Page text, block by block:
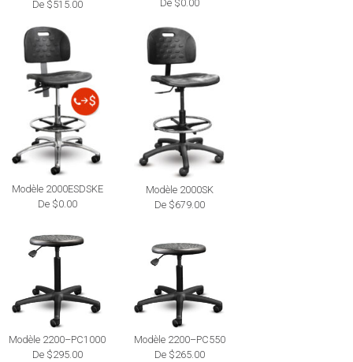
De $515.00
De $0.00
Modèle 2000ESDSKE
De $0.00
Modèle 2000SK
De $679.00
Modèle 2200–PC1000
De $295.00
Modèle 2200–PC550
De $265.00